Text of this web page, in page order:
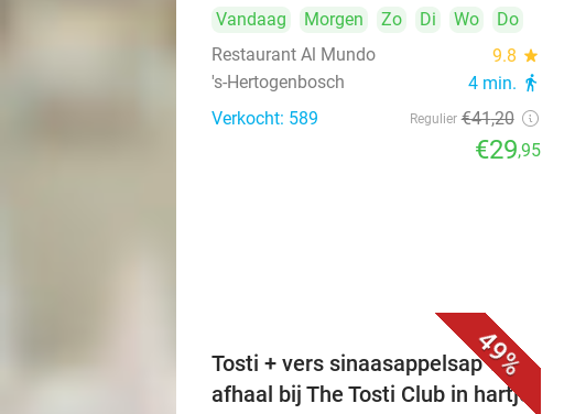
Vandaag Morgen Zo Di Wo
Do
Restaurant Al Mundo
9.8 star
's-Hertogenbosch 4 min. directions_walk
Verkocht: 589 Regulier €41,20
€29,95
49%
Tosti + vers sinaasappelsap voor
afhaal bij The Tosti Club in hartje